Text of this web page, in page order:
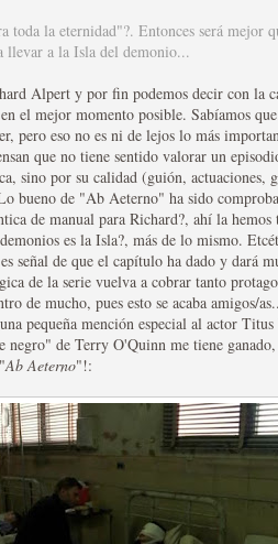
series al año se
usuario de HBO
toda la eternidad"?. Entonces será mejor
llevar a la Isla del demonio...
Alpert y por fin podemos decir con la
el mejor momento posible. Sabíamos
pero eso no es ni de lejos lo más
que no tiene sentido valorar un
sino por su calidad (guión, actuaciones,
bueno de "Ab Aeterno" ha sido
de manual para Richard?, ahí la hemos
es la Isla?, más de lo mismo.
señal de que el capítulo ha dado y dará
de la serie vuelva a cobrar tanto
de mucho, pues esto se acaba amigos/
pequeña mención especial al actor
de Terry O'Quinn me tiene
Ab Aeterno"!: